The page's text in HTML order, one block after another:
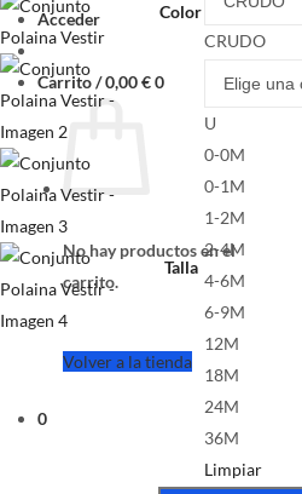
Acceder
Carrito /0,00€0
No hay productos en el
carrito.
Volver a la tienda
0
Color
CRUDO
Talla
U
0-0M
0-1M
1-2M
2-4M
4-6M
6-9M
12M
18M
24M
36M
Limpiar